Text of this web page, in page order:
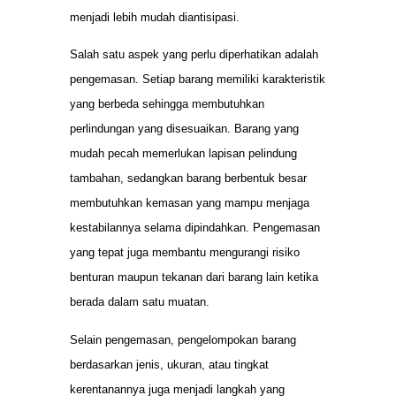
menjadi lebih mudah diantisipasi.
Salah satu aspek yang perlu diperhatikan adalah
pengemasan. Setiap barang memiliki karakteristik
yang berbeda sehingga membutuhkan
perlindungan yang disesuaikan. Barang yang
mudah pecah memerlukan lapisan pelindung
tambahan, sedangkan barang berbentuk besar
membutuhkan kemasan yang mampu menjaga
kestabilannya selama dipindahkan. Pengemasan
yang tepat juga membantu mengurangi risiko
benturan maupun tekanan dari barang lain ketika
berada dalam satu muatan.
Selain pengemasan, pengelompokan barang
berdasarkan jenis, ukuran, atau tingkat
kerentanannya juga menjadi langkah yang